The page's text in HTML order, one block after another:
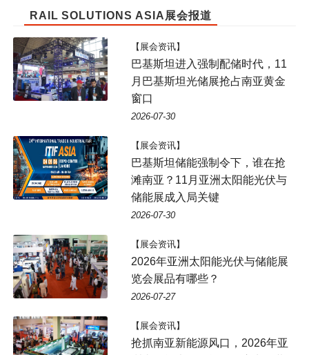
RAIL SOLUTIONS ASIA展会报道
【展会资讯】
巴基斯坦进入强制配储时代，11
月巴基斯坦光储展抢占南亚黄金
窗口
2026-07-30
【展会资讯】
巴基斯坦储能强制令下，谁在抢
滩南亚？11月亚洲太阳能光伏与
储能展成入局关键
2026-07-30
【展会资讯】
2026年亚洲太阳能光伏与储能展
览会展品有哪些？
2026-07-27
【展会资讯】
抢抓南亚新能源风口，2026年亚